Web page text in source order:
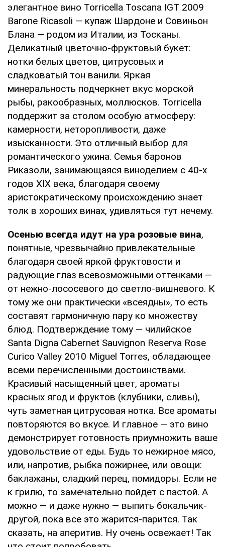
элегантное вино Torricella Toscana IGT 2009
Barone Ricasoli — купаж Шардоне и Совиньон
Блана — родом из Италии, из Тосканы.
Деликатный цветочно-фруктовый букет:
нотки белых цветов, цитрусовых и
сладковатый тон ванили. Яркая
минеральность подчеркнет вкус морской
рыбы, ракообразных, моллюсков. Torricella
поддержит за столом особую атмосферу:
камерности, неторопливости, даже
изысканности. Это отличный выбор для
романтического ужина. Семья баронов
Риказоли, занимающаяся виноделием с 40-х
годов XIX века, благодаря своему
аристократическому происхождению знает
толк в хороших винах, удивляться тут нечему.
Осенью всегда идут на ура розовые вина,
понятные, чрезвычайно привлекательные
благодаря своей яркой фруктовости и
радующие глаз всевозможными оттенками —
от нежно-лососевого до светло-вишневого. К
тому же они практически «всеядны», то есть
составят гармоничную пару ко множеству
блюд. Подтверждение тому — чилийское
Santa Digna Cabernet Sauvignon Reserva Rose
Curico Valley 2010 Miguel Torres, обладающее
всеми перечисленными достоинствами.
Красивый насыщенный цвет, ароматы
красных ягод и фруктов (клубники, сливы),
чуть заметная цитрусовая нотка. Все ароматы
повторяются во вкусе. И главное — это вино
демонстрирует готовность приумножить ваше
удовольствие от еды. Будь то нежирное мясо,
или, напротив, рыбка пожирнее, или овощи:
баклажаны, сладкий перец, помидоры. Если не
к грилю, то замечательно пойдет с пастой. А
можно — и даже нужно — выпить бокальчик-
другой, пока все это жарится-парится. Так
сказать, на аперитив. Ну очень освежает! Так